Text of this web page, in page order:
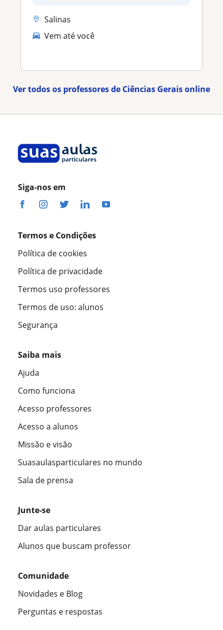
Salinas
Vem até você
Ver todos os professores de Ciências Gerais online
Siga-nos em
Termos e Condições
Política de cookies
Política de privacidade
Termos uso professores
Termos de uso: alunos
Segurança
Saiba mais
Ajuda
Como funciona
Acesso professores
Acesso a alunos
Missão e visão
Suasaulasparticulares no mundo
Sala de prensa
Junte-se
Dar aulas particulares
Alunos que buscam professor
Comunidade
Novidades e Blog
Perguntas e respostas